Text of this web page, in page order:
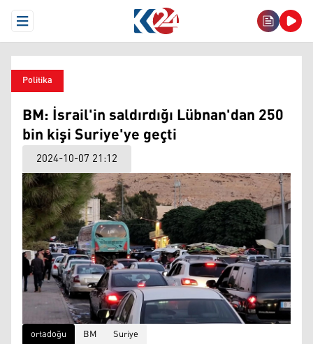
Open Menu
Politika
BM: İsrail'in saldırdığı Lübnan'dan 250
bin kişi Suriye'ye geçti
2024-10-07 21:12
ortadoğu BM Suriye